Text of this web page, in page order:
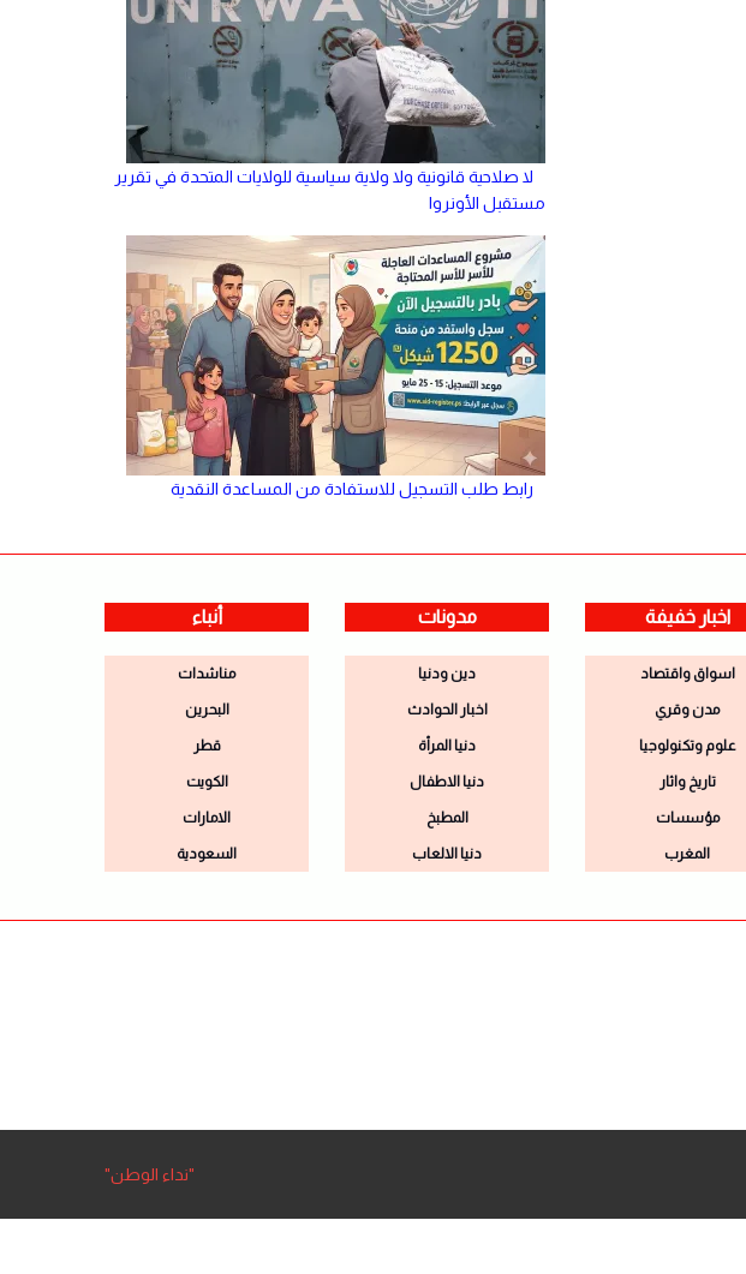
لا صلاحية قانونية ولا ولاية سياسية للولايات المتحدة في تقرير
مستقبل الأونروا
رابط طلب التسجيل للاستفادة من المساعدة النقدية
اخبار خفيفة
اسواق واقتصاد
مدن وقري
علوم وتكنولوجيا
تاريخ واثار
مؤسسات
المغرب
مدونات
دين ودنيا
اخبار الحوادث
دنيا المرأة
دنيا الاطفال
المطبخ
دنيا الالعاب
أنباء
مناشدات
البحرين
قطر
الكويت
الامارات
السعودية
"نداء الوطن"